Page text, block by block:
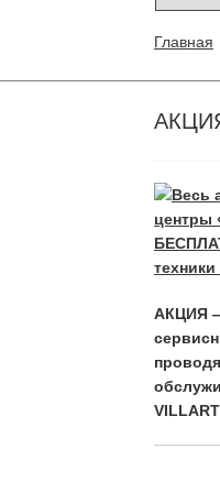
Главная
АКЦИЯ